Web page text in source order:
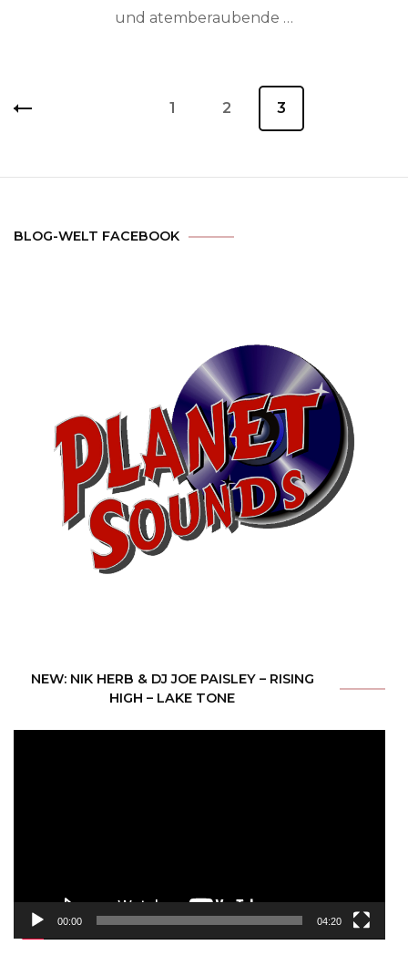
und atemberaubende …
Seite
1 Seite
2 Seite
3
BLOG-WELT FACEBOOK
NEW: NIK HERB & DJ JOE PAISLEY – RISING
HIGH – LAKE TONE
00:00 04:20